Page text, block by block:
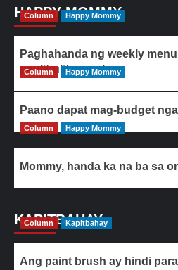
HAPPY MOMMY
Column Happy Mommy
Paghahanda ng weekly
paulit-ulit ang ulam
Column Happy Mommy
Paano dapat mag-budget
Column Happy Mommy
Mommy, handa ka na ba sa
KAPITBAHAY
Column Kapitbahay
Ang paint brush ay hindi